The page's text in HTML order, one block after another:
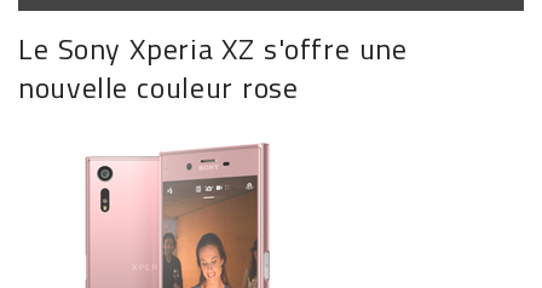
Le Sony Xperia XZ s'offre une
nouvelle couleur rose